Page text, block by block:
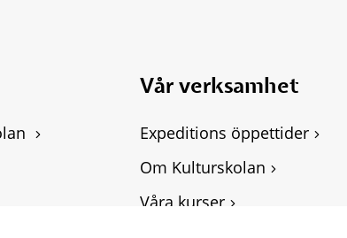
Vår verksamhet
Expeditions öppettider
Om Kulturskolan
Våra kurser